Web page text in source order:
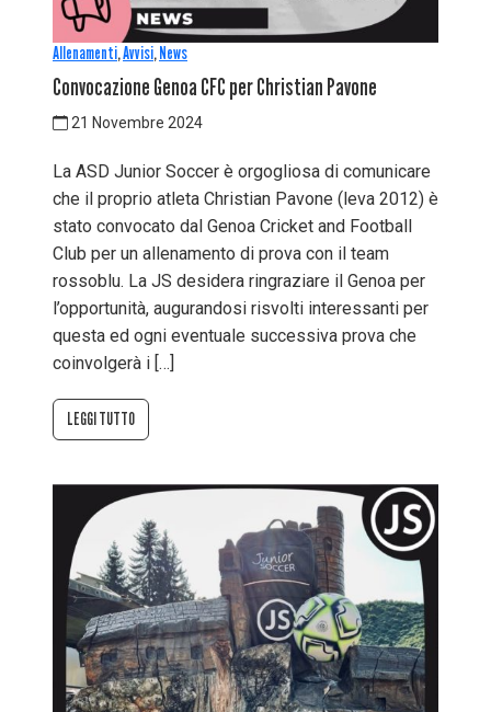
Allenamenti,Avvisi,News
Convocazione Genoa CFC per Christian Pavone
21 Novembre 2024
La ASD Junior Soccer è orgogliosa di comunicare
che il proprio atleta Christian Pavone (leva 2012) è
stato convocato dal Genoa Cricket and Football
Club per un allenamento di prova con il team
rossoblu. La JS desidera ringraziare il Genoa per
l’opportunità, augurandosi risvolti interessanti per
questa ed ogni eventuale successiva prova che
coinvolgerà i […]
LEGGI TUTTO